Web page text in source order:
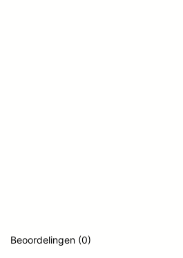
Beoordelingen (0)